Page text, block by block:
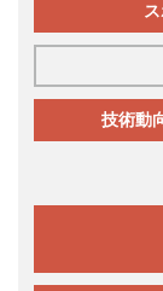
技術動